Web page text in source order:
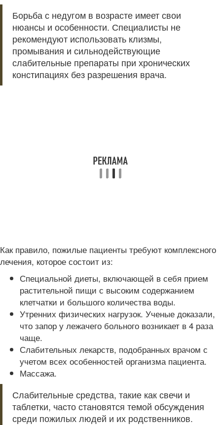
Борьба с недугом в возрасте имеет свои
нюансы и особенности. Специалисты не
рекомендуют использовать клизмы,
промывания и сильнодействующие
слабительные препараты при хронических
констипациях без разрешения врача.
Как правило, пожилые пациенты требуют комплексного
лечения, которое состоит из:
Специальной диеты, включающей в себя прием
растительной пищи с высоким содержанием
клетчатки и большого количества воды.
Утренних физических нагрузок. Ученые доказали,
что запор у лежачего больного возникает в 4 раза
чаще.
Слабительных лекарств, подобранных врачом с
учетом всех особенностей организма пациента.
Массажа.
Слабительные средства, такие как свечи и
таблетки, часто становятся темой обсуждения
среди пожилых людей и их родственников.